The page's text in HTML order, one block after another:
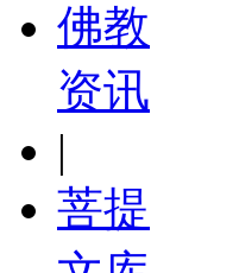
佛教
资讯
|
菩提